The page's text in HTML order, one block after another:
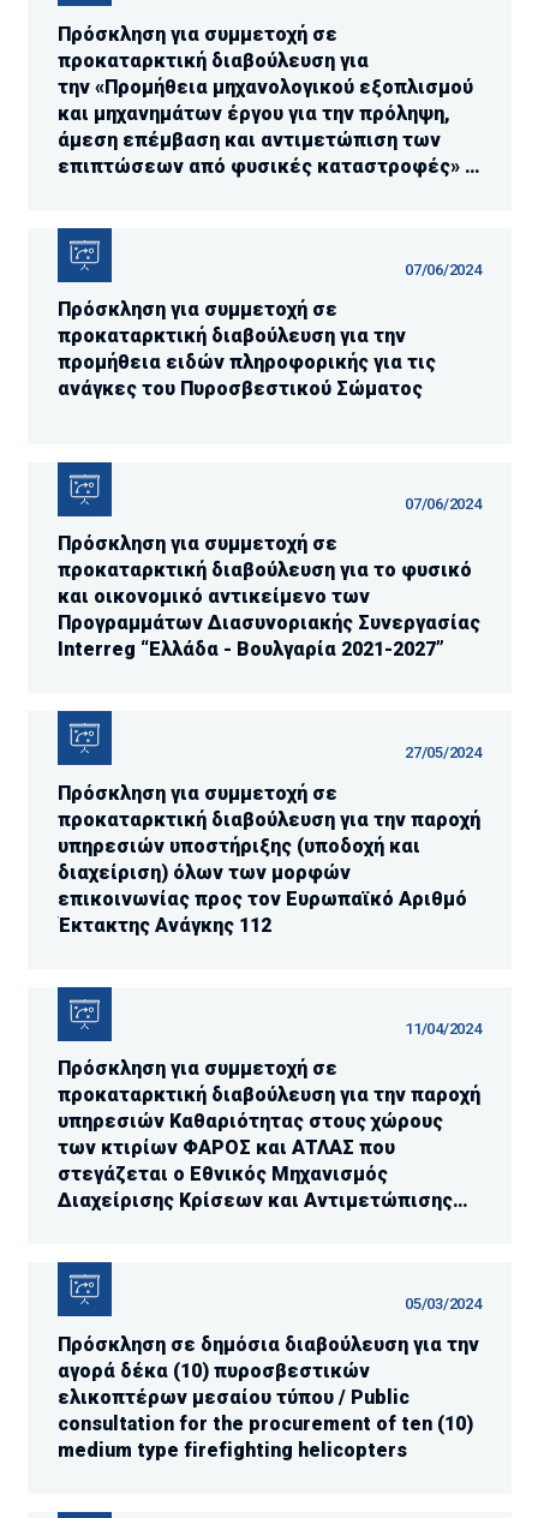
Πρόσκληση για συμμετοχή σε
προκαταρκτική διαβούλευση για
την «Προμήθεια μηχανολογικού εξοπλισμού
και μηχανημάτων έργου για την πρόληψη,
άμεση επέμβαση και αντιμετώπιση των
επιπτώσεων από φυσικές καταστροφές» ​​​​​​​
07/06/2024
Πρόσκληση για συμμετοχή σε
προκαταρκτική διαβούλευση για την
προμήθεια ειδών πληροφορικής για τις
ανάγκες του Πυροσβεστικού Σώματος
07/06/2024
Πρόσκληση για συμμετοχή σε
προκαταρκτική διαβούλευση για το φυσικό
και οικονομικό αντικείμενο των
Προγραμμάτων Διασυνοριακής Συνεργασίας
Interreg “Ελλάδα - Βουλγαρία 2021-2027”
27/05/2024
Πρόσκληση για συμμετοχή σε
προκαταρκτική διαβούλευση για την παροχή
υπηρεσιών υποστήριξης (υποδοχή και
διαχείριση) όλων των μορφών
επικοινωνίας προς τον Ευρωπαϊκό Αριθμό
Έκτακτης Ανάγκης 112
11/04/2024
Πρόσκληση για συμμετοχή σε
προκαταρκτική διαβούλευση για την παροχή
υπηρεσιών Καθαριότητας στους χώρους
των κτιρίων ΦΑΡΟΣ και ΑΤΛΑΣ που
στεγάζεται ο Εθνικός Μηχανισμός
Διαχείρισης Κρίσεων και Αντιμετώπισης
05/03/2024
Πρόσκληση σε δημόσια διαβούλευση για την
αγορά δέκα (10) πυροσβεστικών
ελικοπτέρων μεσαίου τύπου / ​Public
consultation for the procurement of ten (10)
medium type firefighting helicopters